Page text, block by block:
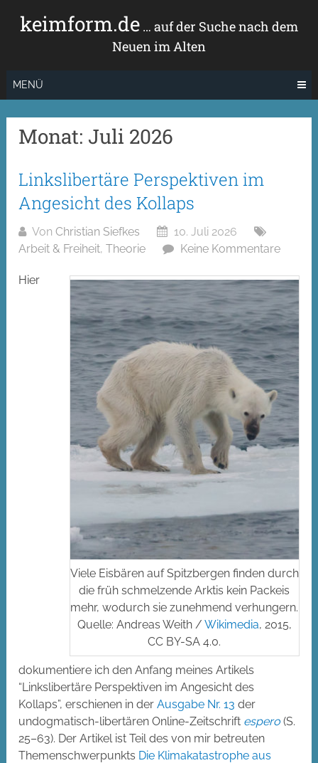
Inhaltkeimform.de… auf der Suche nach dem
Neuen im Alten
MENÜ
Monat: Juli 2026
Linkslibertäre Perspektiven im
Angesicht des Kollaps
VonChristian Siefkes
10. Juli 2026
Arbeit & Freiheit,Theorie Keine Kommentare
Viele Eisbären auf Spitzbergen finden durch
die früh schmelzende Arktis kein Packeis
mehr, wodurch sie zunehmend verhungern.
Quelle: Andreas Weith / Wikimedia, 2015,
CC BY-SA 4.0.
Hier
dokumentiere ich den Anfang meines Artikels
“Linkslibertäre Perspektiven im Angesicht des
Kollaps”, erschienen in derAusgabe Nr. 13 der
undogmatisch-libertären Online-Zeitschrift espero (S.
25–63). Der Artikel ist Teil des von mir betreuten
Themenschwerpunkts Die Klimakatastrophe aus